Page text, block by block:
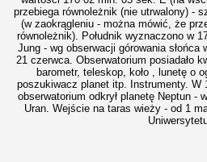
przebiega równoleżnik (nie utrwalony) -
(w zaokrągleniu - można mówić, że
równoleżnik). Południk wyznaczono w
Jung - wg obserwacji górowania
21 czerwca. Obserwatorium posiadało
barometr, teleskop, koło , lunetę o
poszukiwacz planet itp. Instrumenty. W
obserwatorium odkrył planetę Neptun -
Uran. Wejście na taras wieży - od 1